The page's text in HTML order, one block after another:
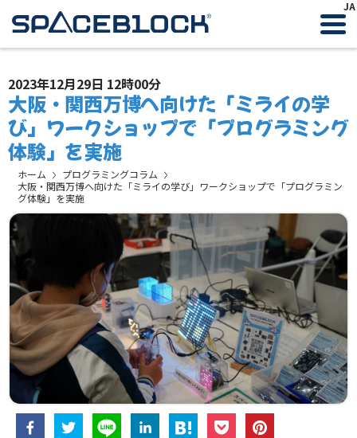
JA
2023年12月29日 12時00分
大阪・関西万博へ向けた「ミライの学
び」ワークショップで「プログラミング
体験」を実施
ホーム
プログラミングコラム
大阪・関西万博へ向けた「ミライの学び」ワークショップで「プログラミン
グ体験」を実施